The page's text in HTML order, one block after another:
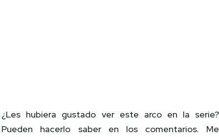
¿Les hubiera gustado ver este arco en la serie?
Pueden hacerlo saber en los comentarios. Me